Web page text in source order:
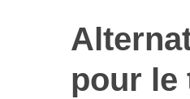
pour le